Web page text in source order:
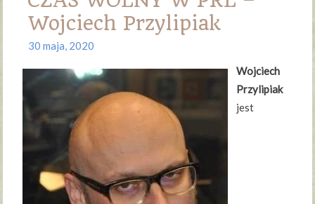
Wojciech Przylipiak
30 maja, 2020
Wojciech
Przylipiak
jest